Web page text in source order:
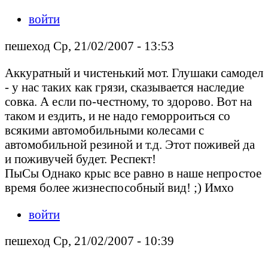
войти
пешеход Ср, 21/02/2007 - 13:53
Аккуратный и чистенький мот. Глушаки самодел
- у нас таких как грязи, сказывается наследие
совка. А если по-честному, то здорово. Вот на
таком и ездить, и не надо геморроиться со
всякими автомобильными колесами с
автомобильной резиной и т.д. Этот поживей да
и поживучей будет. Респект!
ПыСы Однако крыс все равно в наше непростое
время более жизнеспособный вид! ;) Имхо
войти
пешеход Ср, 21/02/2007 - 10:39